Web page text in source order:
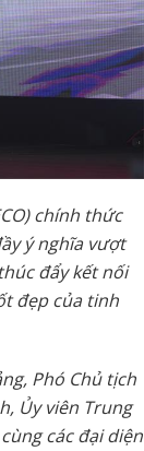
chính thức
ý nghĩa vượt
đẩy kết nối
đẹp của tinh
Phó Chủ tịch
Ủy viên Trung
các đại diện